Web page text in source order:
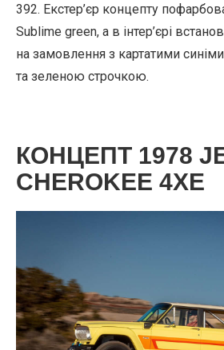
392. Екстер’єр концепту
Sublime green, а в інтер’єрі
на замовлення з картатими
та зеленою строчкою.
КОНЦЕПТ 1978
CHEROKEE 4XE